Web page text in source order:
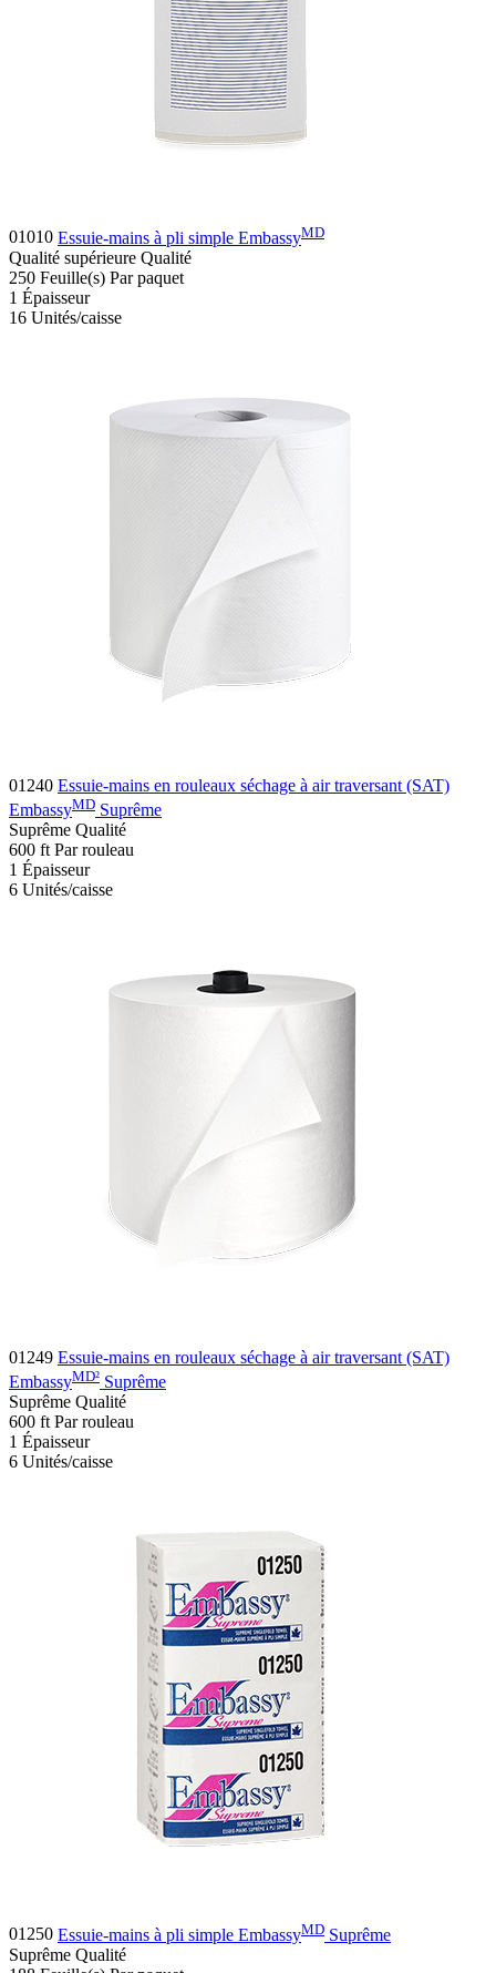
01010 Essuie-mains à pli simple EmbassyMD
Qualité supérieure Qualité
250 Feuille(s) Par paquet
1 Épaisseur
16 Unités/caisse
01240 Essuie-mains en rouleaux séchage à air traversant (SAT)
EmbassyMD Suprême
Suprême Qualité
600 ft Par rouleau
1 Épaisseur
6 Unités/caisse
01249 Essuie-mains en rouleaux séchage à air traversant (SAT)
EmbassyMD² Suprême
Suprême Qualité
600 ftPar rouleau
1 Épaisseur
6 Unités/caisse
01250 Essuie-mains à pli simple EmbassyMD Suprême
Suprême Qualité